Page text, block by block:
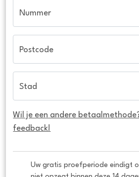
Nummer
Postcode
Stad
Wil je een andere
feedback!
Uw gratis proefperiode eindigt